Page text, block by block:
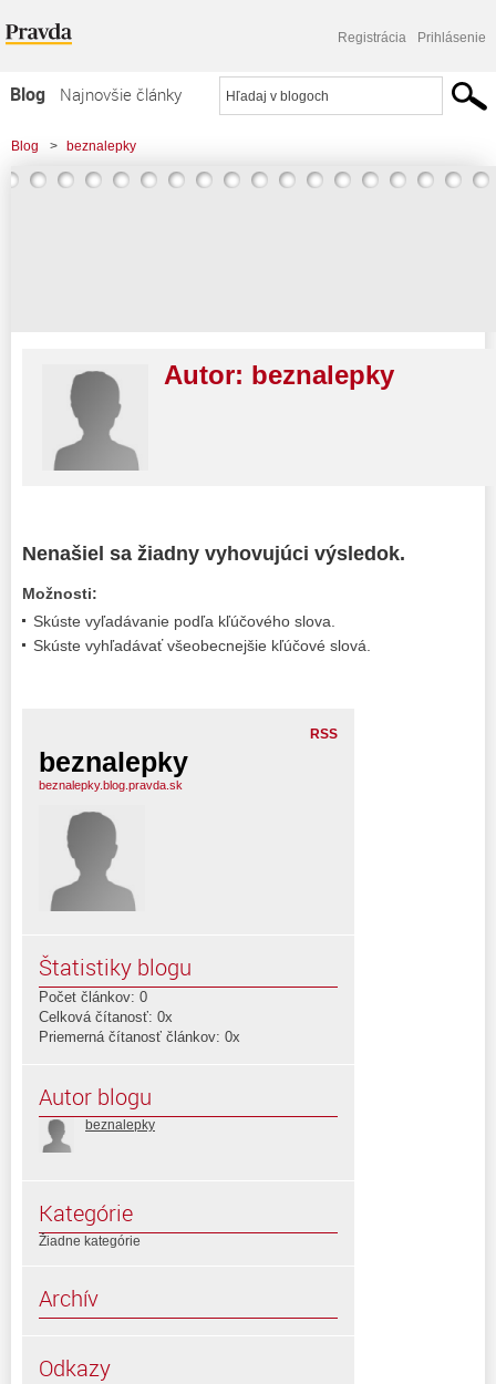
Registrácia Prihlásenie
Blog
Najnovšie články
Najčítanejšie články
Najkomentovanejšie články
Blog > beznalepky
Autor: beznalepky
Nenašiel sa žiadny vyhovujúci výsledok.
Možnosti:
Skúste vyľadávanie podľa kľúčového slova.
Skúste vyhľadávať všeobecnejšie kľúčové slová.
RSS
beznalepky
beznalepky.blog.pravda.sk
Štatistiky blogu
Počet článkov: 0
Celková čítanosť: 0x
Priemerná čítanosť článkov: 0x
Autor blogu
beznalepky
Kategórie
Žiadne kategórie
Archív
Odkazy